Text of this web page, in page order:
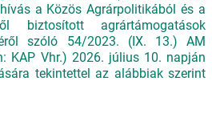
a Közös Agrárpolitikából és a
biztosított agrártámogatások
szóló 54/2023. (IX. 13.) AM
KAP Vhr.) 2026. július 10. napján
tekintettel az alábbiak szerint